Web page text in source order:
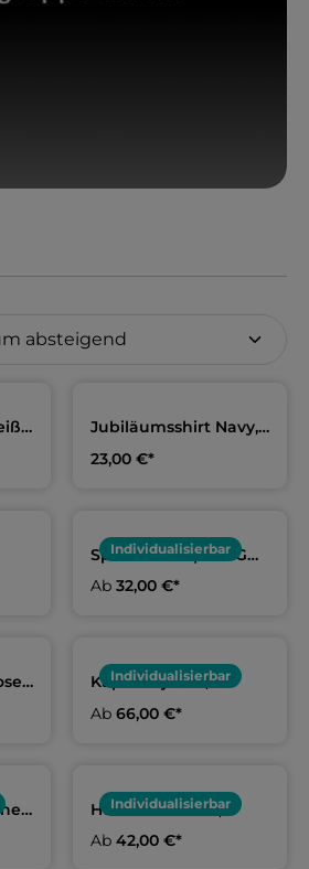
Jubiläumsshirt Navy,
DLRG Garrel
23,00 €*
Individualisierbar
Sporttasche | DLRG
Ab 32,00 €*
Individualisierbar
Kapuzenjacke,
DLRG Garrel
Ab 66,00 €*
Individualisierbar
Hoodie schwarz,
DLRG Garrel
Ab 42,00 €*